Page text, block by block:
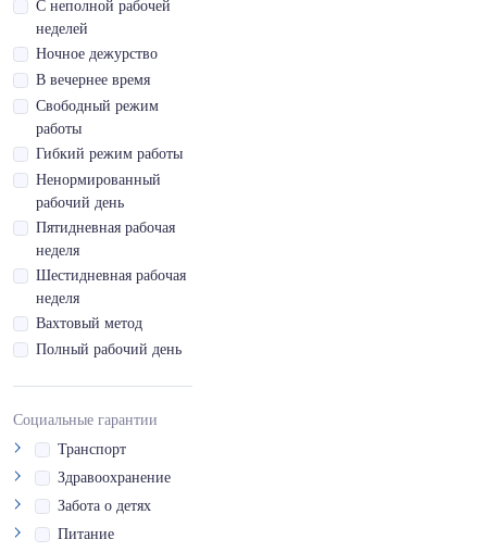
Водительское
удостоверение кат.
D1E
Водительское
удостоверение кат.
DE
Водительское
удостоверение кат.
E
Водительское
удостоверение кат.
M
Водительское
удостоверение кат.
Tb
Tm
Высококвалифицированный
С неполной рабочей
неделей
Ночное дежурство
В вечернее время
Свободный режим
работы
Гибкий режим работы
Ненормированный
рабочий день
Пятидневная рабочая
неделя
Шестидневная рабочая
неделя
Вахтовый метод
Полный рабочий день
Социальные гарантии
Транспорт
Здравоохранение
Забота о детях
Питание